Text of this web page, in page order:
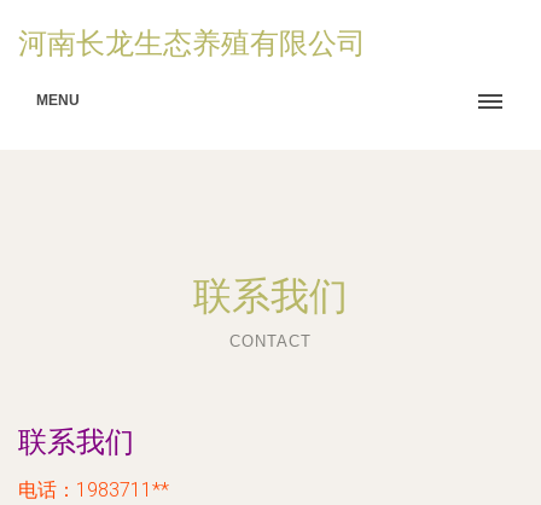
河南长龙生态养殖有限公司
MENU
联系我们
CONTACT
联系我们
电话：1983711**